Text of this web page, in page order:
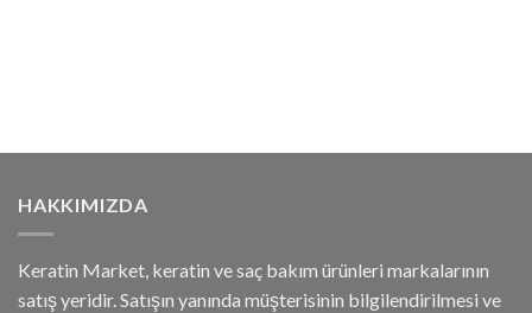
HAKKIMIZDA
Keratin Market, keratin ve saç bakım ürünleri markalarının
satış yeridir. Satışın yanında müşterisinin bilgilendirilmesi ve